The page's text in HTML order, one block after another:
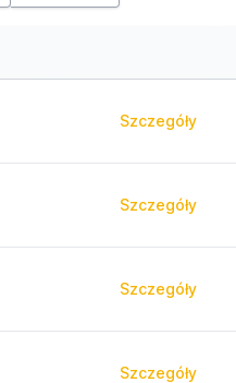
Szczegóły
Szczegóły
Szczegóły
Szczegóły